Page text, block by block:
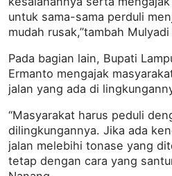
untuk sama-sama perduli
mudah rusak,”tambah
Pada bagian lain, Bupati
Ermanto mengajak
jalan yang ada di
“Masyarakat harus peduli
dilingkungannya. Jika ada
jalan melebihi tonase yang
tetap dengan cara yang